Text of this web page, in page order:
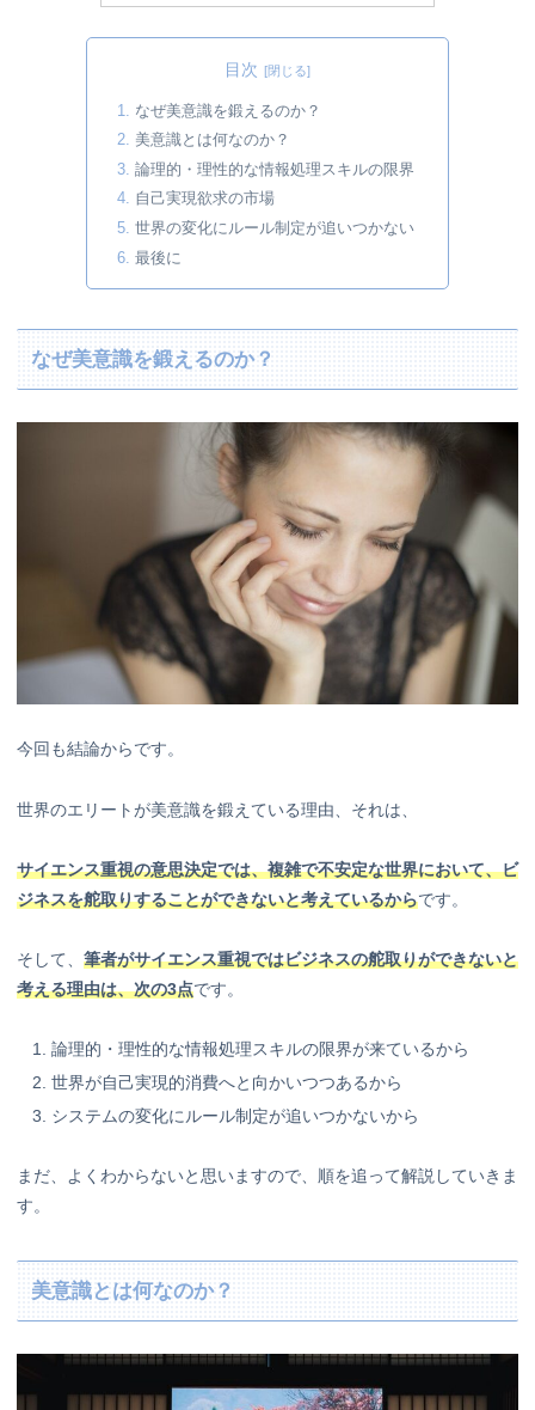
目次
なぜ美意識を鍛えるのか？
美意識とは何なのか？
論理的・理性的な情報処理スキルの限界
自己実現欲求の市場
世界の変化にルール制定が追いつかない
最後に
なぜ美意識を鍛えるのか？
今回も結論からです。
世界のエリートが美意識を鍛えている理由、それは、
サイエンス重視の意思決定では、複雑で不安定な世界において、ビ
ジネスを舵取りすることができないと考えているからです。
そして、 筆者がサイエンス重視ではビジネスの舵取りができないと
考える理由は、次の3点です。
論理的・理性的な情報処理スキルの限界が来ているから
世界が自己実現的消費へと向かいつつあるから
システムの変化にルール制定が追いつかないから
まだ、よくわからないと思いますので、順を追って解説していきま
す。
美意識とは何なのか？